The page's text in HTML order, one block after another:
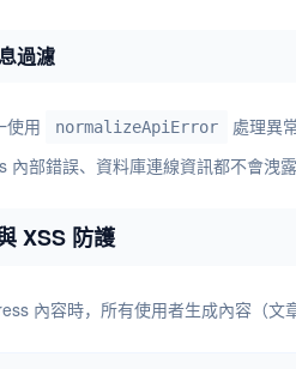
過濾
使用 normalizeApiError
處理異
部錯誤、資料庫連線資訊都不會洩露
XSS 防護
內容時，所有使用者生成內容（文